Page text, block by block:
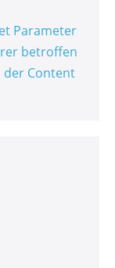
Parameter
betroffen
der Content